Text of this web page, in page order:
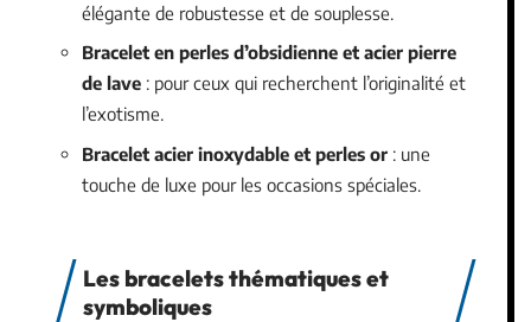
élégante de robustesse et de souplesse.
Bracelet en perles d’obsidienne et acier pierre
de lave : pour ceux qui recherchent l’originalité et
l’exotisme.
Bracelet acier inoxydable et perles or : une
touche de luxe pour les occasions spéciales.
Les bracelets thématiques et
symboliques